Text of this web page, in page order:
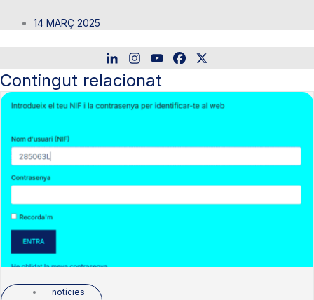
14 MARÇ 2025
Contingut relacionat
notícies